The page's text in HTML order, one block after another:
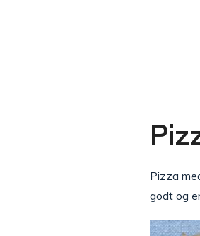
Pizza
godt og